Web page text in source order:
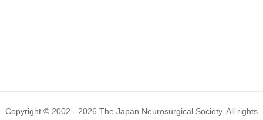
Copyright © 2002 - 2026 The Japan Neurosurgical Society. All rights